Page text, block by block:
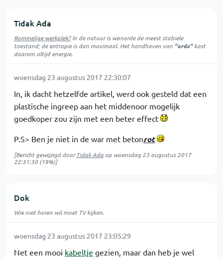
Tidak Ada
Rommelige werkplek?In de natuur iswanordede meest stabiele
toestand; de entropie is dan maximaal. Het handhaven van "orde"kost
daarom altijd energie.
woensdag 23 augustus 2017 22:30:07
In, ik dacht hetzelfde artikel, werd ook gesteld dat een
plastische ingreep aan het middenoor mogelijk
goedkoper zou zijn met een beter effect
P.S> Ben je niet in de war met betonrot
[Bericht gewijzigd doorTidak Ada op woensdag 23 augustus 2017
22:31:30(19%)]
Dok
Wie niet horen wil moet TV kijken.
woensdag 23 augustus 2017 23:05:29
Net een mooi kabeltje gezien, maar dan heb je wel